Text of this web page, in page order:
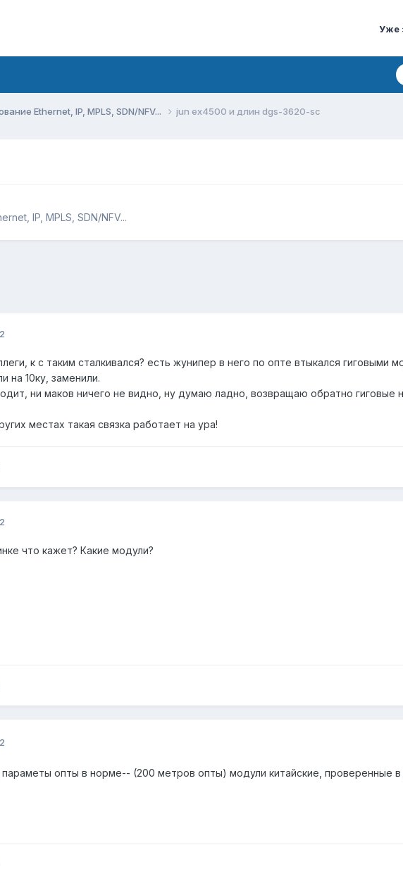
Уже
Ethernet, IP, MPLS, SDN/NFV... jun ex4500 и длин dgs-3620-sc
IP, MPLS, SDN/NFV...
к с таким сталкивался? есть жунипер в него по опте втыкался гиговыми
на 10ку, заменили.
ни маков ничего не видно, ну думаю ладно, возвращаю обратно гиговые
местах такая связка работает на ура!
что кажет? Какие модули?
опты в норме-- (200 метров опты) модули китайские, проверенные в